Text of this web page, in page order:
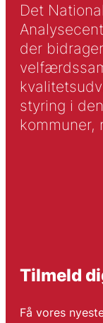
Det
der
styring i
kommuner,
Tilmeld
Få vores